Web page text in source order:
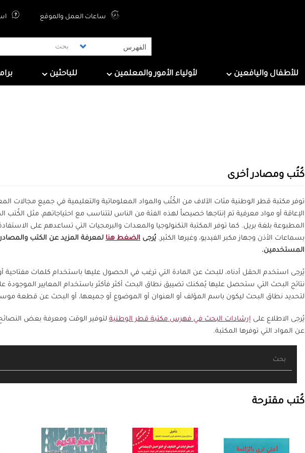
ساعات العمل والموقع
For Children And Teens
للأطفال واليافعين
For Parents & Educators
لأولياء الأمور والمعلمين
For Researchers
للباحثين
كُتُب ومصادر أخرى
توفر مكتبة قطر الوطنية مئات الآلاف من الكُتُب والمواد المعلوماتية والتعليمية في جميع مجالات
الإعاقة أو مواد معرفية تم إنتاجها خصيصاً لهذه الفئة من الناس لتتناسب مع احتياجاتهم، مثل الكُتب
المطبوعة بلغة بريل. كما توفر المكتبة التكنولوجيا والمعدات والبرمجيات التي تساعدهم على
بسماعات الأذن وجهاز مكبر الفيديو، وغيرها الكثير. يُرجى الضغط هنا لمعرفة المزيد عن الكتب
المستخدمين.
يُرجى استخدم الحقل أدناه، للبحث عن المادة التي ترغب في الحصول عليها باستخدام كلمات
نتائج البحث التي ستحصل عليها يُمكنك تضييق نطاق البحث أكثر فأكثر باستخدام المعايير
لتحديد نطاق البحث ليكون باسم المؤلف أو العنوان أو الموضوع أو جميعها، أو البحث عن قطعة
يُرجى الاطلاع على إرشادات البحث في فهرس مكتبة قطر الوطنية لتوفير الوقت ومعرفة بعض
عن المواد التي توفرها المكتبة.
كُتب مقترحة